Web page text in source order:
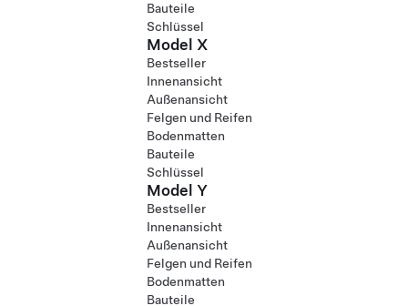
Bauteile
Schlüssel
Model X
Bestseller
Innenansicht
Außenansicht
Felgen und Reifen
Bodenmatten
Bauteile
Schlüssel
Model Y
Bestseller
Innenansicht
Außenansicht
Felgen und Reifen
Bodenmatten
Bauteile